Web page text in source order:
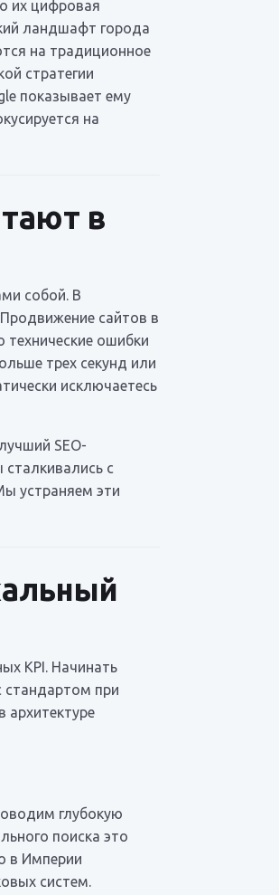
их цифровая
ландшафт города
на традиционное
стратегии
показывает ему
на
в
собой. В
сайтов в
ошибки
трех секунд или
исключаетесь
SEO-
с
устраняем эти
KPI. Начинать
стандартом при
архитектуре
глубокую
поиска это
в Империи
систем.